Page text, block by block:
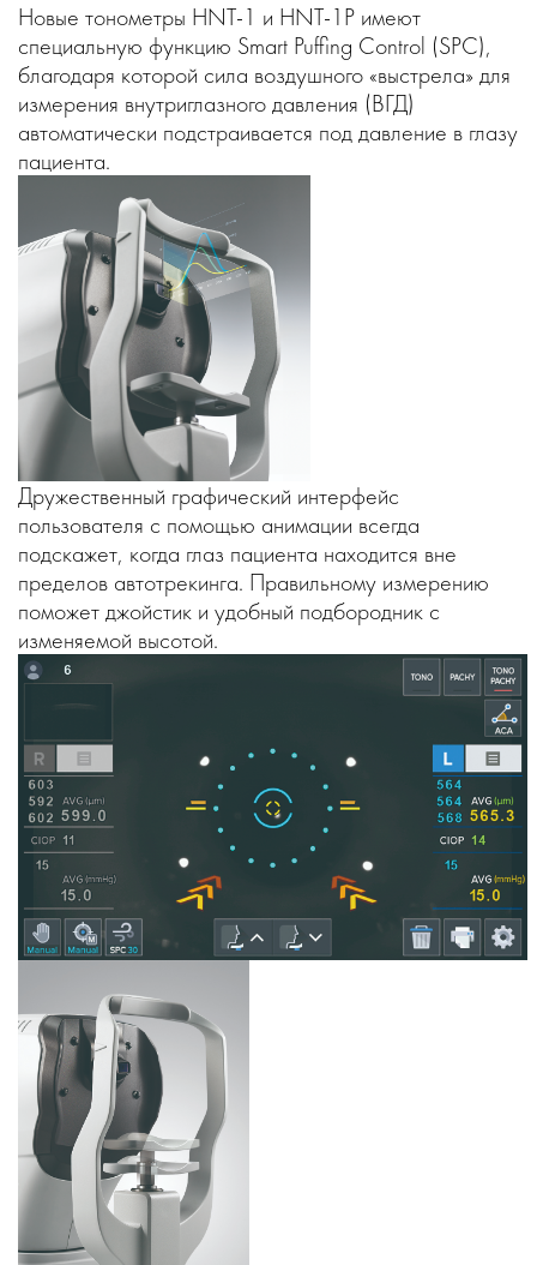
Новые тонометры HNT-1 и HNT-1P имеют
специальную функцию Smart Puffing Control (SPC),
благодаря которой сила воздушного «выстрела» для
измерения внутриглазного давления (ВГД)
автоматически подстраивается под давление в глазу
пациента.
Дружественный графический интерфейс
пользователя с помощью анимации всегда
подскажет, когда глаз пациента находится вне
пределов автотрекинга. Правильному измерению
поможет джойстик и удобный подбородник с
изменяемой высотой.